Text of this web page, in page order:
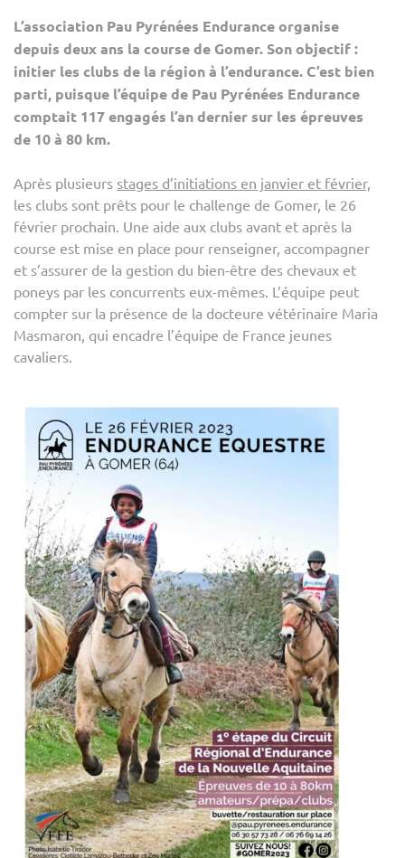
L’association Pau Pyrénées Endurance organise
depuis deux ans la course de Gomer. Son objectif :
initier les clubs de la région à l’endurance. C’est bien
parti, puisque l’équipe de Pau Pyrénées Endurance
comptait 117 engagés l’an dernier sur les épreuves
de 10 à 80 km.
Après plusieurs stages d’initiations en janvier et février,
les clubs sont prêts pour le challenge de Gomer, le 26
février prochain. Une aide aux clubs avant et après la
course est mise en place pour renseigner, accompagner
et s’assurer de la gestion du bien-être des chevaux et
poneys par les concurrents eux-mêmes. L’équipe peut
compter sur la présence de la docteure vétérinaire Maria
Masmaron, qui encadre l’équipe de France jeunes
cavaliers.